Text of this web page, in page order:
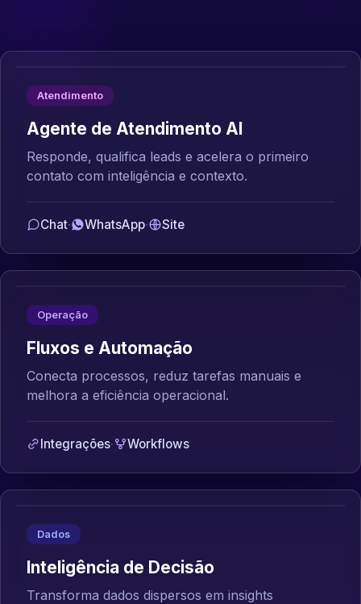
Atendimento
Agente de Atendimento AI
Responde, qualifica leads e acelera o primeiro
contato com inteligência e contexto.
Chat· WhatsApp· Site
Operação
Fluxos e Automação
Conecta processos, reduz tarefas manuais e
melhora a eficiência operacional.
Integrações· Workflows
Dados
Inteligência de Decisão
Transforma dados dispersos em insights